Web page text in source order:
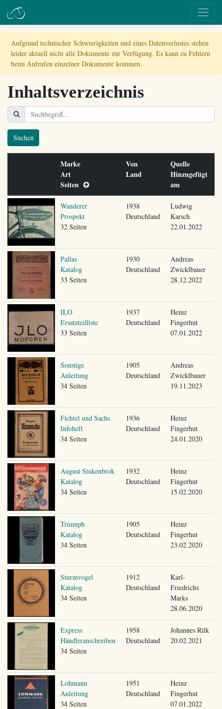
Aufgrund technischer Schwierigkeiten und eines Datenverlustes stehen
leider aktuell nicht alle Dokumente zur Verfügung. Es kann zu Fehlern
beim Aufrufen einzelner Dokumente kommen.
Inhaltsverzeichnis
Suchen
Marke
Art
Seiten
Von
Land
Quelle
Hinzugefügt
am
Wanderer
Prospekt
32 Seiten
1938
Deutschland
Ludwig
Karsch
22.01.2022
Pallas
Katalog
33 Seiten
1930
Deutschland
Andreas
Zwicklbauer
28.12.2022
ILO
Ersatzteilliste
33 Seiten
1937
Deutschland
Heinz
Fingerhut
07.01.2022
Sonstige
Anleitung
34 Seiten
1905
Deutschland
Andreas
Zwicklbauer
19.11.2023
Fichtel und Sachs
Infoheft
34 Seiten
1936
Deutschland
Heinz
Fingerhut
24.01.2020
August Stukenbrok
Katalog
34 Seiten
1932
Deutschland
Heinz
Fingerhut
15.02.2020
Triumph
Katalog
34 Seiten
1905
Deutschland
Heinz
Fingerhut
23.02.2020
Sturmvogel
Katalog
34 Seiten
1912
Deutschland
Karl-
Friedrichs
Marks
28.06.2020
Express
Händleranschreiben
34 Seiten
1958
Deutschland
Johannes Rilk
20.02.2021
Lohmann
Anleitung
34 Seiten
1951
Deutschland
Heinz
Fingerhut
07.01.2022